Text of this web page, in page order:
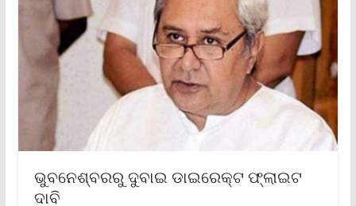
ଭୁବନେଶ୍ବରରୁ ଦୁବାଇ ଡାଇରେକ୍ଟ ଫ୍ଲାଇଟ
ଦାବି